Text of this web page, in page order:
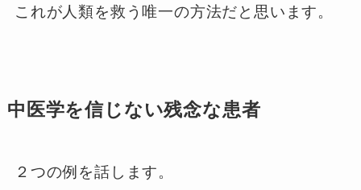
これが人類を救う唯一の方法だと思います。
中医学を信じない残念な患者
２つの例を話します。